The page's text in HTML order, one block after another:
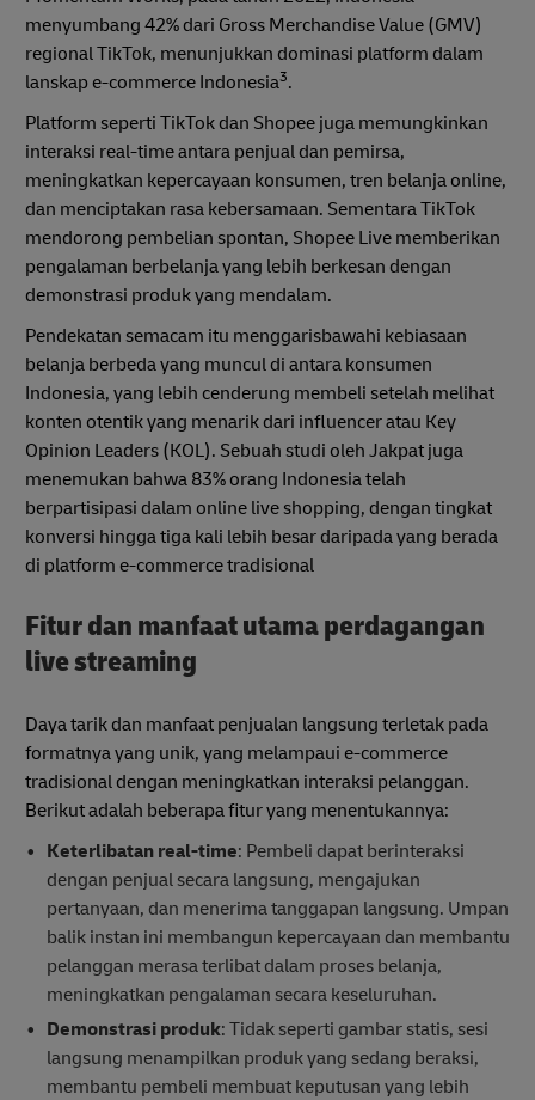
menyumbang 42% dari Gross Merchandise Value (GMV)
regional TikTok, menunjukkan dominasi platform dalam
lanskap e-commerce Indonesia3.
Platform seperti TikTok dan Shopee juga memungkinkan
interaksi real-time antara penjual dan pemirsa,
meningkatkan kepercayaan konsumen, tren belanja online,
dan menciptakan rasa kebersamaan. Sementara TikTok
mendorong pembelian spontan, Shopee Live memberikan
pengalaman berbelanja yang lebih berkesan dengan
demonstrasi produk yang mendalam.
Pendekatan semacam itu menggarisbawahi kebiasaan
belanja berbeda yang muncul di antara konsumen
Indonesia, yang lebih cenderung membeli setelah melihat
konten otentik yang menarik dari influencer atau Key
Opinion Leaders (KOL). Sebuah studi oleh Jakpat juga
menemukan bahwa 83% orang Indonesia telah
berpartisipasi dalam online live shopping, dengan tingkat
konversi hingga tiga kali lebih besar daripada yang berada
di platform e-commerce tradisional
Fitur dan manfaat utama perdagangan
live streaming
Daya tarik dan manfaat penjualan langsung terletak pada
formatnya yang unik, yang melampaui e-commerce
tradisional dengan meningkatkan interaksi pelanggan.
Berikut adalah beberapa fitur yang menentukannya:
Keterlibatan real-time: Pembeli dapat berinteraksi
dengan penjual secara langsung, mengajukan
pertanyaan, dan menerima tanggapan langsung. Umpan
balik instan ini membangun kepercayaan dan membantu
pelanggan merasa terlibat dalam proses belanja,
meningkatkan pengalaman secara keseluruhan.
Demonstrasi produk: Tidak seperti gambar statis, sesi
langsung menampilkan produk yang sedang beraksi,
membantu pembeli membuat keputusan yang lebih